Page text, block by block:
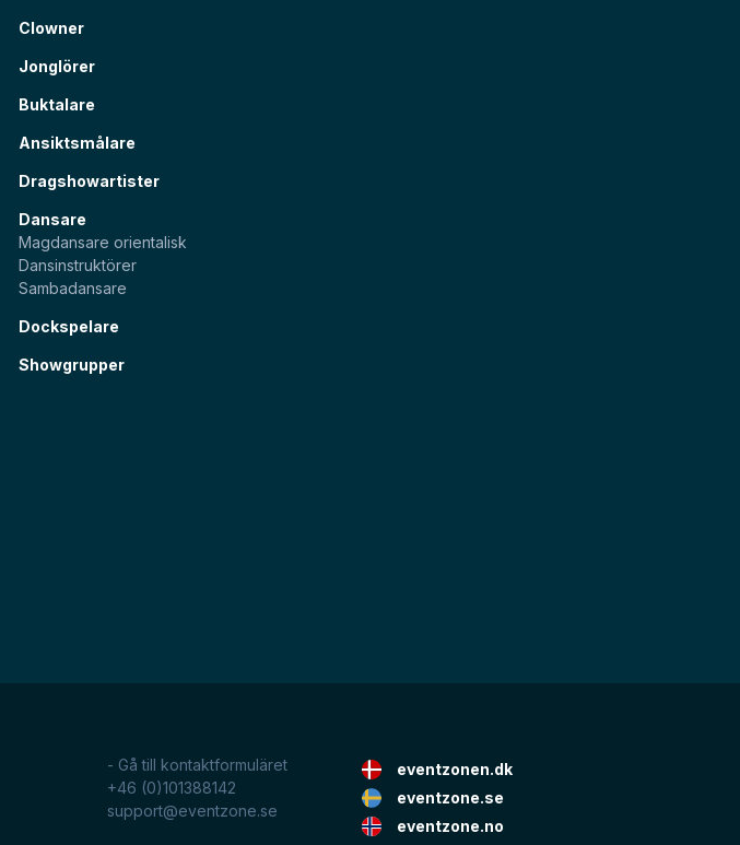
Clowner
Jonglörer
Buktalare
Ansiktsmålare
Dragshowartister
Dansare
Magdansare orientalisk
Dansinstruktörer
Sambadansare
Dockspelare
Showgrupper
- Gå till kontaktformuläret
+46 (0)101388142
support@eventzone.se
eventzonen.dk
eventzone.se
eventzone.no